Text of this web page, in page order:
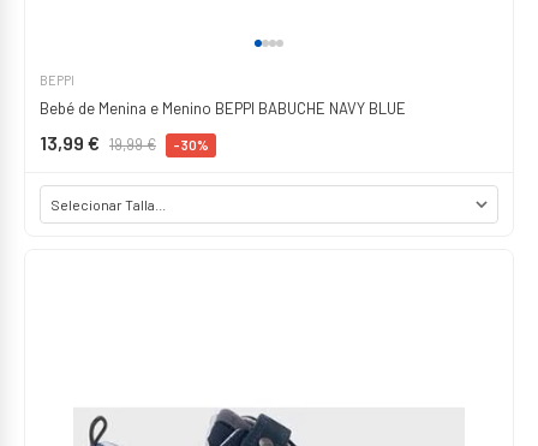
BEPPI
Bebé de Menina e Menino BEPPI BABUCHE NAVY BLUE
13,99 € 19,99 € -30%